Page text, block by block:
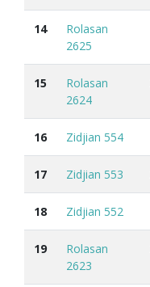
14
Rolasan
2625
15
Rolasan
2624
16 Zidjian 554
17 Zidjian 553
18 Zidjian 552
19
Rolasan
2623